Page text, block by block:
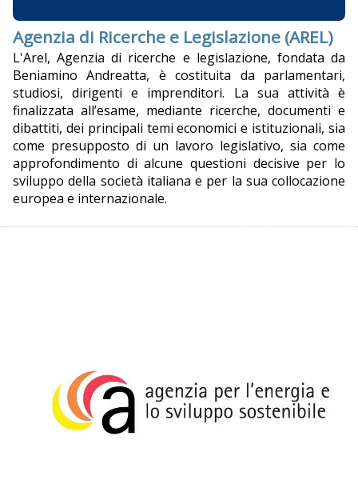
Agenzia di Ricerche e Legislazione (AREL)
L'Arel, Agenzia di ricerche e legislazione, fondata da
Beniamino Andreatta, è costituita da parlamentari,
studiosi, dirigenti e imprenditori. La sua attività è
finalizzata all’esame, mediante ricerche, documenti e
dibattiti, dei principali temi economici e istituzionali, sia
come presupposto di un lavoro legislativo, sia come
approfondimento di alcune questioni decisive per lo
sviluppo della società italiana e per la sua collocazione
europea e internazionale.